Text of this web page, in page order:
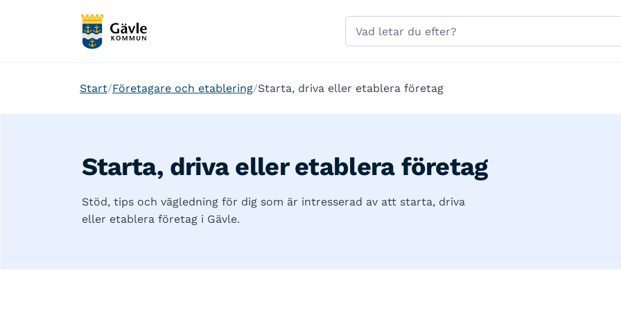
Sök
på
Start Företagare och etablering Starta, driva eller etablera företag
Starta, driva eller etablera företag
Stöd, tips och vägledning för dig som är intresserad av att starta, driva
eller etablera företag i Gävle.